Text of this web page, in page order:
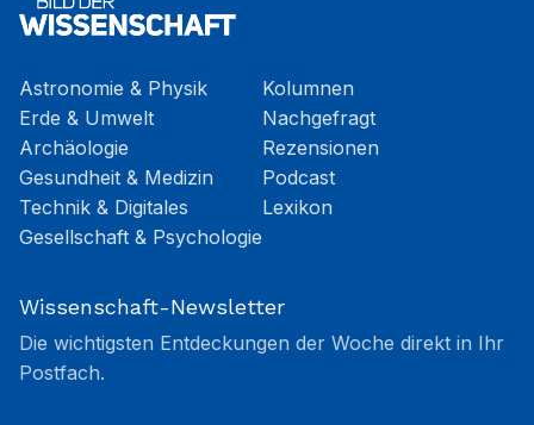
Astronomie & Physik
Erde & Umwelt
Archäologie
Gesundheit & Medizin
Technik & Digitales
Gesellschaft & Psychologie
Kolumnen
Nachgefragt
Rezensionen
Podcast
Lexikon
Wissenschaft-Newsletter
Die wichtigsten Entdeckungen der Woche direkt in Ihr
Postfach.